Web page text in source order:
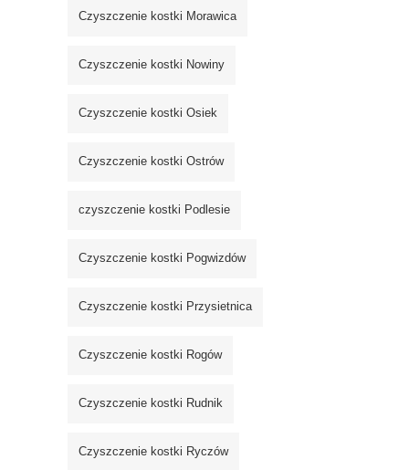
Czyszczenie kostki Morawica
Czyszczenie kostki Nowiny
Czyszczenie kostki Osiek
Czyszczenie kostki Ostrów
czyszczenie kostki Podlesie
Czyszczenie kostki Pogwizdów
Czyszczenie kostki Przysietnica
Czyszczenie kostki Rogów
Czyszczenie kostki Rudnik
Czyszczenie kostki Ryczów